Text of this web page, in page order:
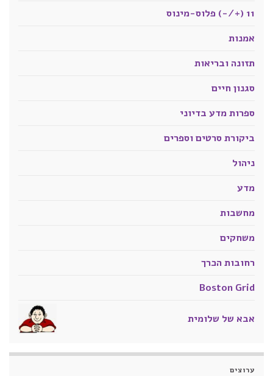
11 (+/-) פלוס-מינוס
אמנות
תזונה ובריאות
סגנון חיים
ספרות מדע בדיוני
ביקורת סרטים וספרים
ניהול
מדע
מחשבות
משחקים
רחובות הכרך
Boston Grid
אבא של שלומית
ערוצים